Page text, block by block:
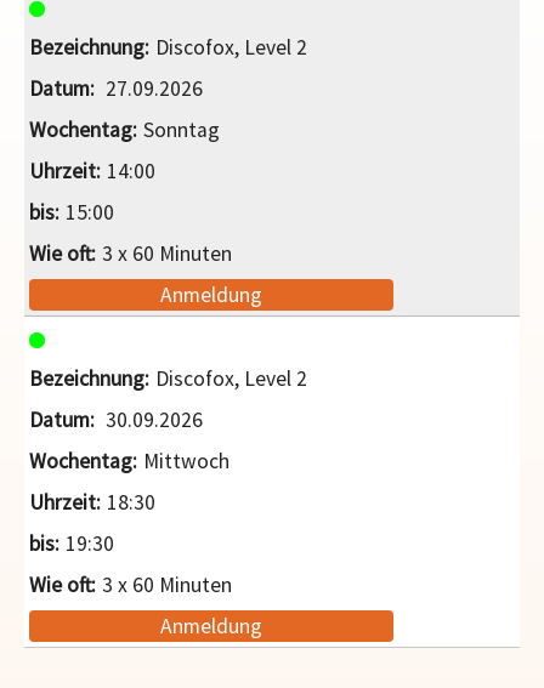
Discofox, Level 2
27.09.2026
Sonntag
14:00
15:00
3 x 60 Minuten
Anmeldung
Discofox, Level 2
30.09.2026
Mittwoch
18:30
19:30
3 x 60 Minuten
Anmeldung